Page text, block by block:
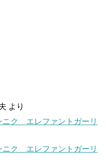
より
ク エレファントガーリ
ク エレファントガーリ